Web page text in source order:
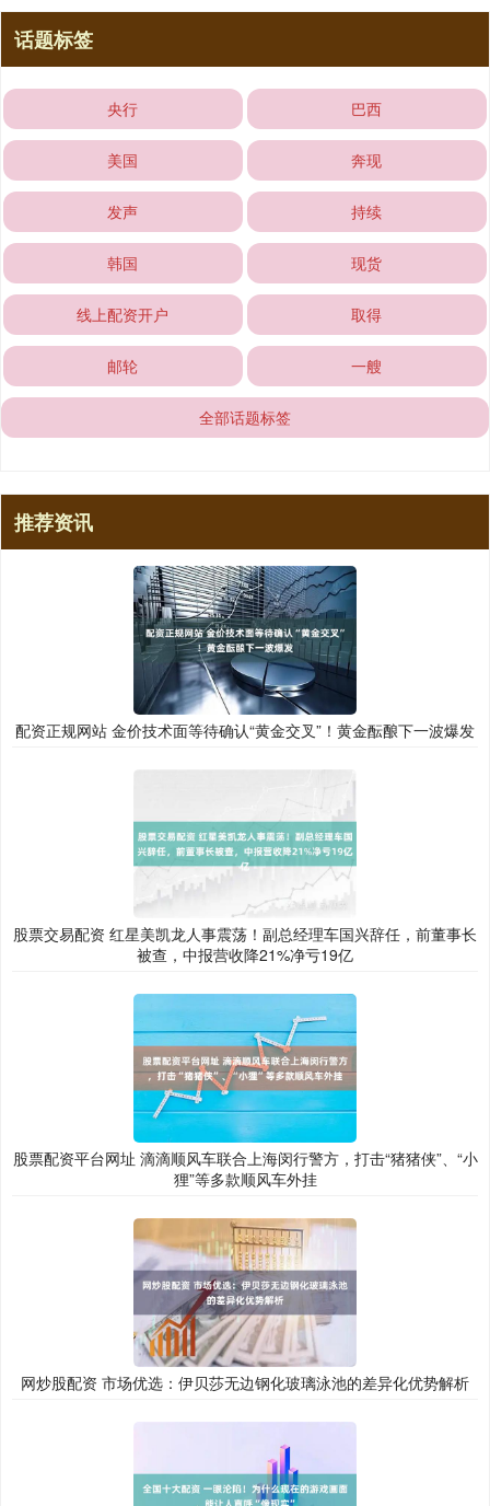
话题标签
央行 巴西
美国 奔现
发声 持续
韩国 现货
线上配资开户 取得
邮轮 一艘
全部话题标签
推荐资讯
配资正规网站 金价技术面等待确认“黄金交叉”！黄金酝酿下一波爆发
股票交易配资 红星美凯龙人事震荡！副总经理车国兴辞任，前董事长
被查，中报营收降21%净亏19亿
股票配资平台网址 滴滴顺风车联合上海闵行警方，打击“猪猪侠”、“小
狸”等多款顺风车外挂
网炒股配资 市场优选：伊贝莎无边钢化玻璃泳池的差异化优势解析